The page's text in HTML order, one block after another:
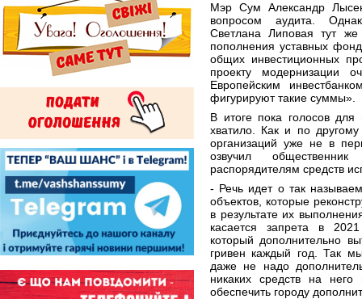
Мэр Сум Александр
вопросом аудита.
Светлана Липовая тут
пополнения уставных
общих инвестиционных
проекту модернизации
Европейским
фигурируют такие суммы».
В итоге пока голосов
хватило. Как и по
организаций уже не в
озвучил
распорядителям средств
- Речь идет о так
объектов, которые
в результате их
касается запрета в
который дополнительно
гривен каждый год. Так
даже не надо
никаких средств на
обеспечить городу